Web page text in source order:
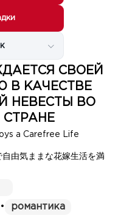
СВОЕЙ
В КАЧЕСТВЕ
НЕВЕСТЫ ВО
a Carefree Life
由気ままな花嫁生活を満
• романтика